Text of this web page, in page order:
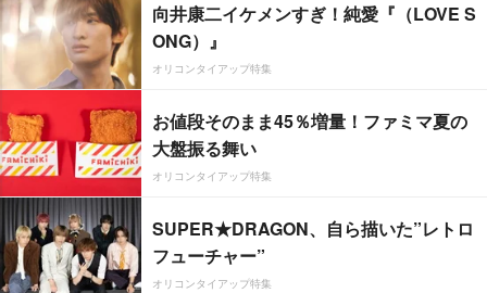
向井康二イケメンすぎ！純愛『（LOVE S
ONG）』
オリコンタイアップ特集
お値段そのまま45％増量！ファミマ夏の
大盤振る舞い
オリコンタイアップ特集
SUPER★DRAGON、自ら描いた”レトロ
フューチャー”
オリコンタイアップ特集